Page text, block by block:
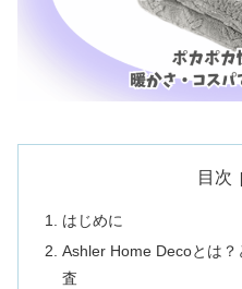
目次
はじめに
Ashler Home Decoとは
査